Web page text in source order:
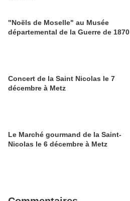
"Noëls de Moselle" au Musée
départemental de la Guerre de 1870
Concert de la Saint Nicolas le 7
décembre à Metz
Le Marché gourmand de la Saint-
Nicolas le 6 décembre à Metz